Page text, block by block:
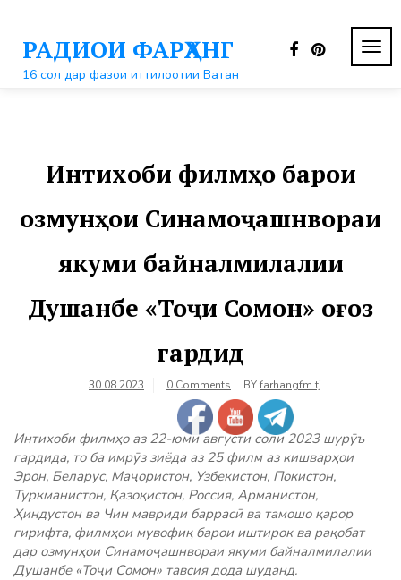
контентуРАДИОИ ФАРҲАНГ
16 сол дар фазои иттилоотии Ватан
Интихоби филмҳо барои
озмунҳои Синамоҷашнвораи
якуми байналмилалии
Душанбе «Тоҷи Сомон» оғоз
гардид
30.08.2023 0 Comments BYfarhangfm.tj
Интихоби филмҳо аз 22-юми августи соли 2023 шурӯъ
гардида, то ба имрӯз зиёда аз 25 филм аз кишварҳои
Эрон, Беларус, Маҷористон, Узбекистон, Покистон,
Туркманистон, Қазоқистон, Россия, Арманистон,
Ҳиндустон ва Чин мавриди баррасӣ ва тамошо қарор
гирифта, филмҳои мувофиқ барои иштирок ва рақобат
дар озмунҳои Синамоҷашнвораи якуми байналмилалии
Душанбе «Тоҷи Сомон» тавсия дода шуданд.